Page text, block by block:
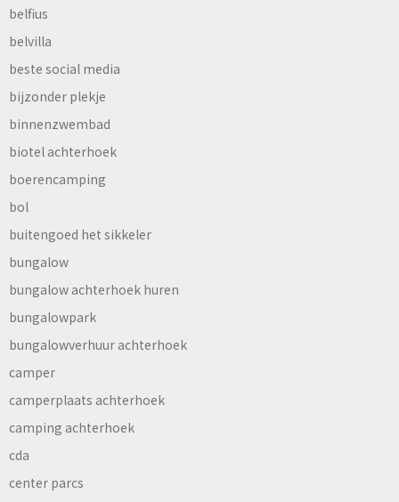
belfius
belvilla
beste social media
bijzonder plekje
binnenzwembad
biotel achterhoek
boerencamping
bol
buitengoed het sikkeler
bungalow
bungalow achterhoek huren
bungalowpark
bungalowverhuur achterhoek
camper
camperplaats achterhoek
camping achterhoek
cda
center parcs